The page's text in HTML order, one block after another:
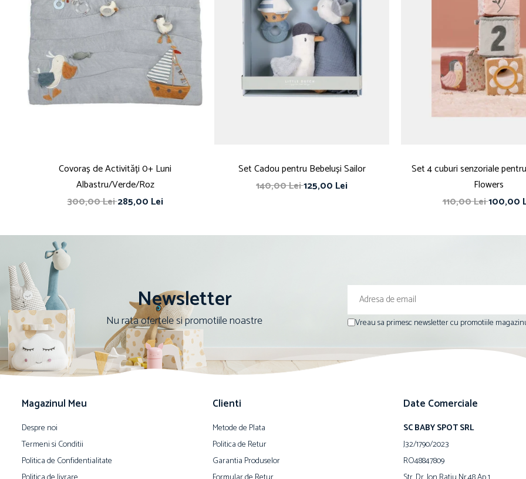
Covoraș de Activități 0+ Luni
Albastru/Verde/Roz
300,00 Lei285,00 Lei
Set Cadou pentru Bebeluși Sailor
140,00 Lei125,00 Lei
Set 4 cuburi senzoriale
Flowers
110,00 Lei100,00
Newsletter
Nu rata ofertele si promotiile noastre Vreau sa primesc newsletter cu promotiile
Magazinul Meu
Despre noi
Termeni si Conditii
Politica de Confidentialitate
Clienti
Metode de Plata
Politica de Retur
Garantia Produselor
Date Comerciale
SC BABY SPOT SRL
J32/1790/2023
RO48847809